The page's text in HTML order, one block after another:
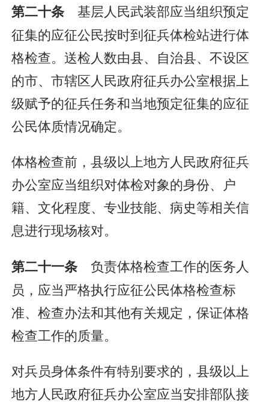
第二十条 基层人民武装部应当组织预定
征集的应征公民按时到征兵体检站进行体
格检查。送检人数由县、自治县、不设区
的市、市辖区人民政府征兵办公室根据上
级赋予的征兵任务和当地预定征集的应征
公民体质情况确定。
体格检查前，县级以上地方人民政府征兵
办公室应当组织对体检对象的身份、户
籍、文化程度、专业技能、病史等相关信
息进行现场核对。
第二十一条 负责体格检查工作的医务人
员，应当严格执行应征公民体格检查标
准、检查办法和其他有关规定，保证体格
检查工作的质量。
对兵员身体条件有特别要求的，县级以上
地方人民政府征兵办公室应当安排部队接